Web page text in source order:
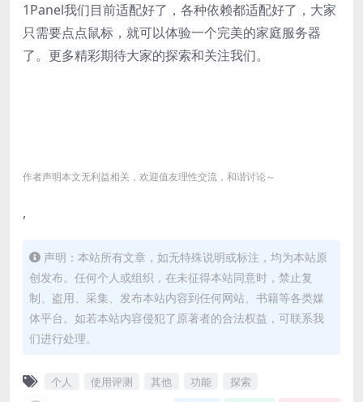
1Panel我们目前适配好了，各种依赖都适配好了，大家
只需要点点鼠标，就可以体验一个完美的家庭服务器
了。更多精彩期待大家的探索和关注我们。
作者声明本文无利益相关，欢迎值友理性交流，和谐讨论～
,
声明：本站所有文章，如无特殊说明或标注，均为本站原
创发布。任何个人或组织，在未征得本站同意时，禁止复
制、盗用、采集、发布本站内容到任何网站、书籍等各类媒
体平台。如若本站内容侵犯了原著者的合法权益，可联系我
们进行处理。
个人 使用评测 其他 功能 探索